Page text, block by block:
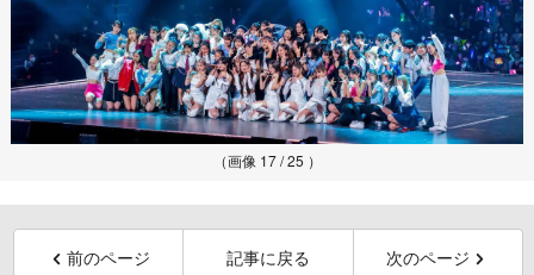
（画像 17 / 25 ）
前のページ 記事に戻る 次のページ